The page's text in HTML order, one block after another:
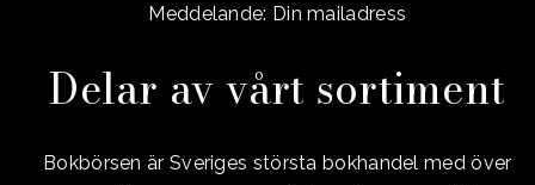
Meddelande: Din mailadress
Delar av vårt sortiment
Bokbörsen är Sveriges största bokhandel med över